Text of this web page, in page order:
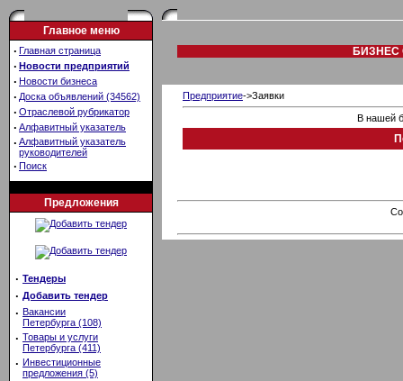
Главное меню
· Главная страница
· Новости предприятий
· Новости бизнеса
· Доска объявлений (34562)
· Отраслевой рубрикатор
· Алфавитный указатель
· Алфавитный указатель
руководителей
· Поиск
Предложения
· Тендеры
· Добавить тендер
· Вакансии
Петербурга (108)
· Товары и услуги
Петербурга (411)
· Инвестиционные
предложения (5)
БИЗНЕС
Предприятие->Заявки
В нашей